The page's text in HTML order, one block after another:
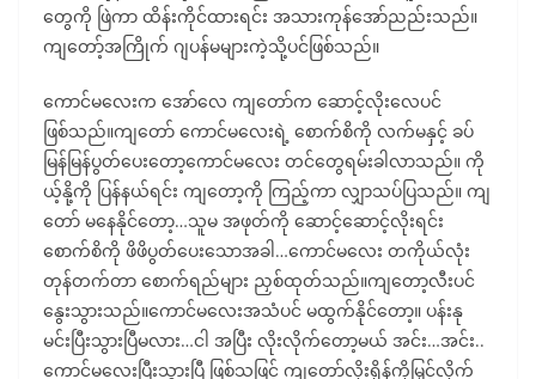
တွေကို ဖြဲကာ ထိန်းကိုင်ထားရင်း အသားကုန်အော်ညည်းသည်။
ကျတော့်အကြိုက် ဂျပန်မများကဲ့သို့ပင်ဖြစ်သည်။
ကောင်မလေးက အော်လေ ကျတော်က ဆောင့်လိုးလေပင်
ဖြစ်သည်။ကျတော် ကောင်မလေးရဲ့ စောက်စိကို လက်မနှင့် ခပ်
မြန်မြန်ပွတ်ပေးတော့ကောင်မလေး တင်တွေရမ်းခါလာသည်။ ကို
ယ့်နို့ကို ပြန်နယ်ရင်း ကျတော့ကို ကြည့်ကာ လျှာသပ်ပြသည်။ ကျ
တော် မနေနိုင်တော့…သူမ အဖုတ်ကို ဆောင့်ဆောင့်လိုးရင်း
စောက်စိကို ဖိဖိပွတ်ပေးသောအခါ…ကောင်မလေး တကိုယ်လုံး
တုန်တက်တာ စောက်ရည်များ ညှစ်ထုတ်သည်။ကျတော့လီးပင်
နွေးသွားသည်။ကောင်မလေးအသံပင် မထွက်နိုင်တော့။ ပန်းနု
မင်းပြီးသွားပြီမလား…ငါ အပြီး လိုးလိုက်တော့မယ် အင်း…အင်း..
ကောင်မလေးပြီးသွားပြီ ဖြစ်သဖြင့် ကျတော်လိုးရှိန်ကိုမြှင့်လိုက်